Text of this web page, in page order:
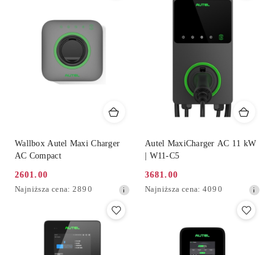
Wallbox Autel Maxi Charger
AC Compact
promocyjna:
2601.00
Najniższa
Najniższa cena: 2890
Autel MaxiCharger AC 11 kW
| W11-C5
promocyjna:
3681.00
Najniższa
Najniższa cena: 4090